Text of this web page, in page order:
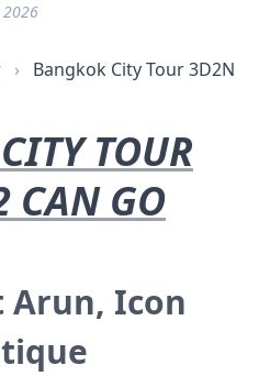
›
Bangkok City Tour 3D2N
TOUR
CAN GO
Arun, Icon